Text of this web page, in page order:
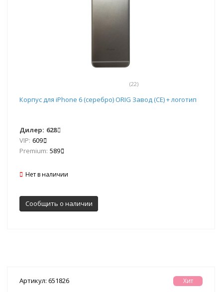
(22)
Корпус для iPhone 6 (серебро) ORIG Завод (CE) + логотип
Дилер: 628
VIP: 609
Premium: 589
Нет в наличии
Сообщить о наличии
Артикул: 651826 Хит